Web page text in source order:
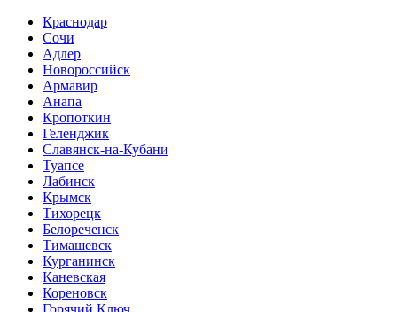
Краснодар
Сочи
Адлер
Новороссийск
Армавир
Анапа
Кропоткин
Геленджик
Славянск-на-Кубани
Туапсе
Лабинск
Крымск
Тихорецк
Белореченск
Тимашевск
Курганинск
Каневская
Кореновск
Горячий Ключ